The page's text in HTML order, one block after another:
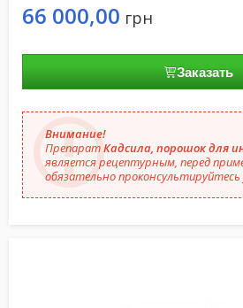
66 000,00 грн
Заказать
Внимание!
ПрепаратКадсила, порошок для
является рецептурным, перед
обязательно проконсультируйтесь